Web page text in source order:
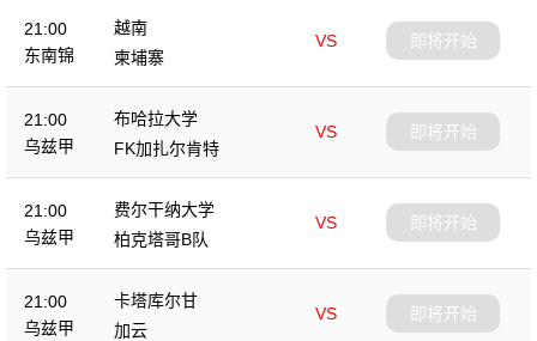
21:00
东南锦
越南
VS
柬埔寨
即将开始
21:00
乌兹甲
布哈拉大学
VS
FK加扎尔肯特
即将开始
21:00
乌兹甲
费尔干纳大学
VS
柏克塔哥B队
即将开始
21:00
乌兹甲
卡塔库尔甘
VS
加云
即将开始